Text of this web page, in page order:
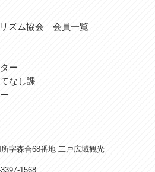
ズム協会 会員一覧
ー
なし課
字森合68番地 二戸広域観光
1568